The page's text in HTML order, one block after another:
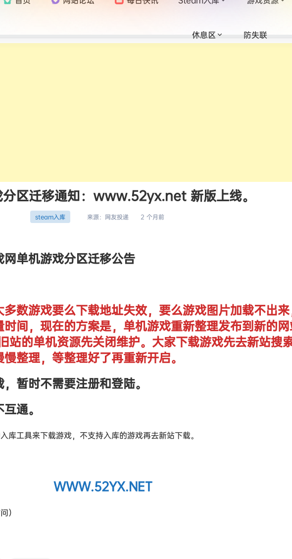
休息区 防失联
分区迁移通知：www.52yx.net 新版上线。
steam入库 来源： 网友投递 2 个月前
网单机游戏分区迁移公告
数游戏要么下载地址失效，要么游戏图片加载不出
间，现在的方案是，单机游戏重新整理发布到新的
的单机资源先关闭维护。大家下载游戏先去新站搜
整理，等整理好了再重新开启。
暂时不需要注册和登陆。
通。
库工具来下载游戏，不支持入库的游戏再去新站下载。
WWW.52YX.NET
）